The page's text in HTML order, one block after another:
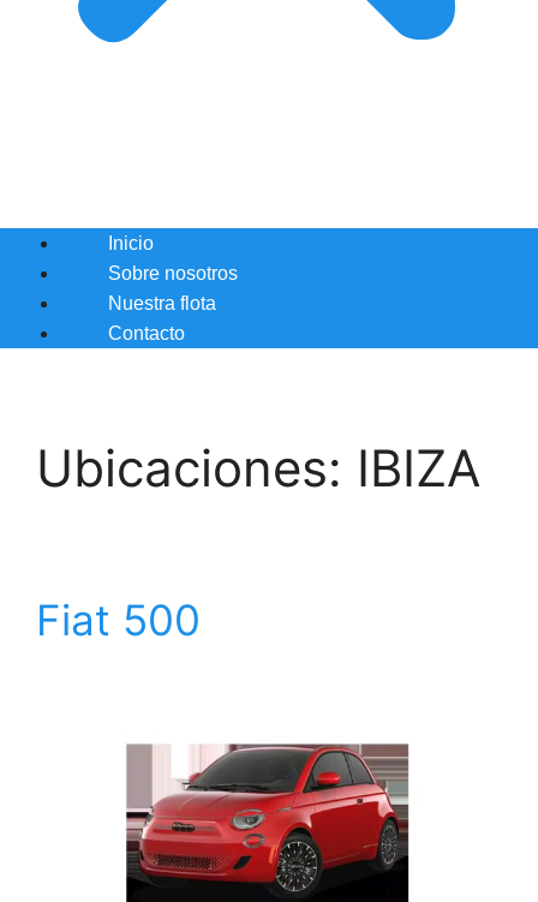
Inicio
Sobre nosotros
Nuestra flota
Contacto
Ubicaciones: IBIZA
Fiat 500